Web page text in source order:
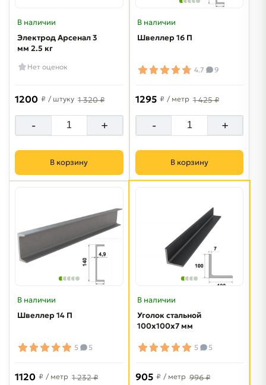
В наличии
Электрод Арсенал 3
мм 2.5 кг
Нет оценок
1200 ₽ / штуку 1 320 ₽
- +
В корзину
В наличии
Швеллер 16 П
4.7 9
1295 ₽ / метр 1 425 ₽
- +
В корзину
В наличии
Швеллер 14 П
5 5
1120 ₽ / метр 1 232 ₽
В наличии
Уголок стальной
100х100х7 мм
5 5
905 ₽ / метр 996 ₽